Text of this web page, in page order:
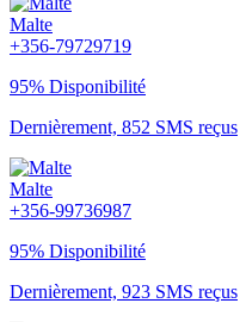
Malte
+356-79729719
95% Disponibilité
Dernièrement, 852 SMS reçus
Malte
+356-99736987
95% Disponibilité
Dernièrement, 923 SMS reçus